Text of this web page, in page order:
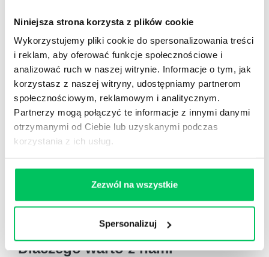
Niniejsza strona korzysta z plików cookie
Wykorzystujemy pliki cookie do spersonalizowania treści
i reklam, aby oferować funkcje społecznościowe i
analizować ruch w naszej witrynie. Informacje o tym, jak
korzystasz z naszej witryny, udostępniamy partnerom
społecznościowym, reklamowym i analitycznym.
Partnerzy mogą połączyć te informacje z innymi danymi
otrzymanymi od Ciebie lub uzyskanymi podczas
korzystania z ich usług.
Zezwól na wszystkie
Spersonalizuj
Dlaczego warto z nami